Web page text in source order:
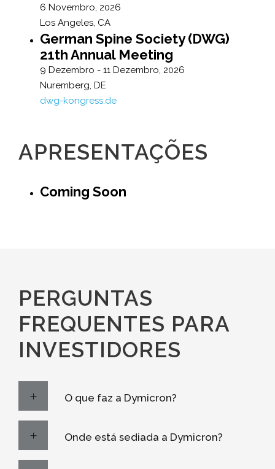
6 Novembro, 2026
Los Angeles, CA
German Spine Society (DWG)
21th Annual Meeting
9 Dezembro - 11 Dezembro, 2026
Nuremberg, DE
dwg-kongress.de
APRESENTAÇÕES
Coming Soon
PERGUNTAS
FREQUENTES PARA
INVESTIDORES
O que faz a Dymicron?
Onde está sediada a Dymicron?